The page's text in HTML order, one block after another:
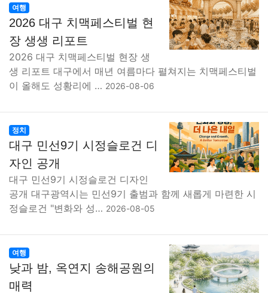
여행
2026 대구 치맥페스티벌 현
장 생생 리포트
2026 대구 치맥페스티벌 현장 생
생 리포트 대구에서 매년 여름마다 펼쳐지는 치맥페스티벌
이 올해도 성황리에 … 2026-08-06
정치
대구 민선9기 시정슬로건 디
자인 공개
대구 민선9기 시정슬로건 디자인
공개 대구광역시는 민선9기 출범과 함께 새롭게 마련한 시
정슬로건 "변화와 성… 2026-08-05
여행
낮과 밤, 옥연지 송해공원의
매력